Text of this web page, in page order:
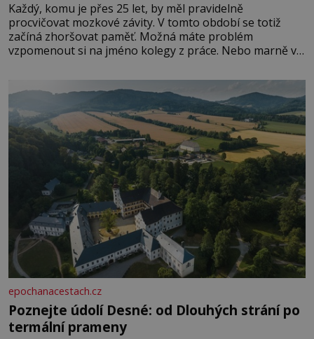
Každý, komu je přes 25 let, by měl pravidelně
procvičovat mozkové závity. V tomto období se totiž
začíná zhoršovat paměť. Možná máte problém
vzpomenout si na jméno kolegy z práce. Nebo marně v
Je to opravdu tak, s věkem jako kdyby se paměť
rozhodla stávkovat. Cvičte
epochanacestach.cz
Poznejte údolí Desné: od Dlouhých strání po
termální prameny